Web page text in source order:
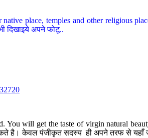
place, temples and other religious
दिखाइये अपने फोटू..
will get the taste of virgin natural
है। केवल पंजीकृत सदस्य ही अपने तरफ से यहाँ